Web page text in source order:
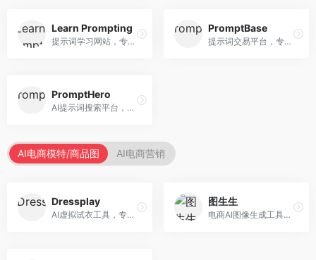
Learn Prompting
提示词学习网站，专注于提示词工程教育。面向AI学习者，提供提示词教程、最佳实践、案例研究等资源，教学内容系统。
PromptBase
提示词交易平台，专注于高质量提示词买卖。面向AI创作者，提供提示词交易、模板购买、创作者收益等服务，提示词质量高。
PromptHero
AI提示词搜索平台，整合多种AI工具提示词资源。面向AI创作者，提供提示词搜索、模板库、社区分享等服务，提示词资源丰富。
AI电商模特/商品图 AI电商营销
Dressplay
AI虚拟试衣工具，专注于服装电商体验。面向服装电商，提供虚拟试穿、尺码推荐、穿搭建议等服务，试衣体验真实。
图生生
电商AI图像生成工具，专注于商品图创作。面向电商卖家，提供商品图生成、背景替换、批量处理等服务，商品图质量高。